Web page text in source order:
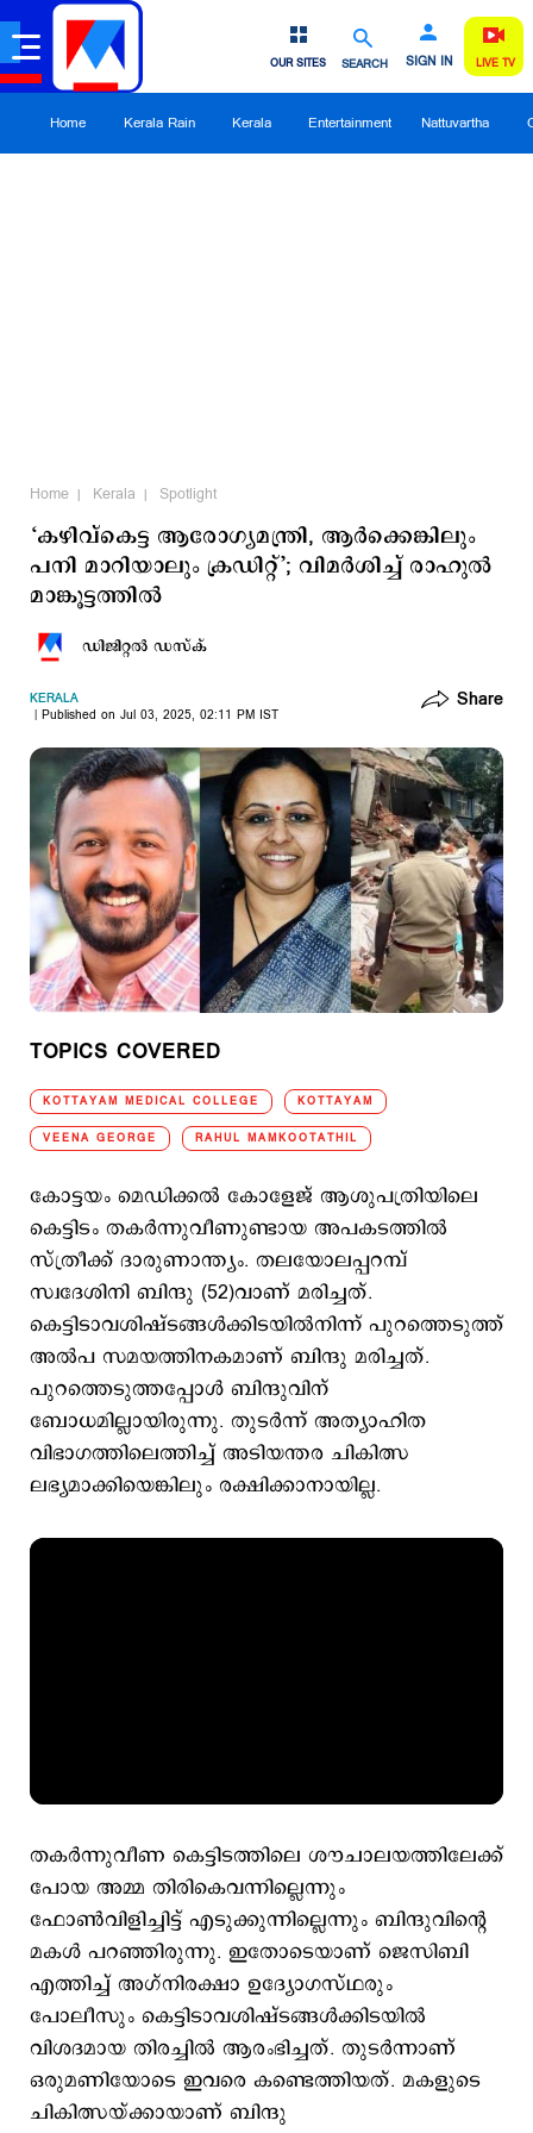
SEARCH SIGN IN
OUR SITES LIVE TV
Home Kerala Rain Kerala Entertainment Nattuvartha
Home Kerala Spotlight
‘കഴിവ്കെട്ട ആരോഗ്യമന്ത്രി, ആർക്കെങ്കിലും
പനി മാറിയാലും ക്രഡിറ്റ്’; വിമര്‍ശിച്ച് രാഹുൽ
മാങ്കൂട്ടത്തിൽ
ഡിജിറ്റല്‍ ഡസ്ക്
KERALA
Published on Jul 03, 2025, 02:11 PM IST
Share
TOPICS COVERED
KOTTAYAM MEDICAL COLLEGE KOTTAYAM
VEENA GEORGE RAHUL MAMKOOTATHIL
കോട്ടയം മെഡിക്കല്‍ കോളേജ് ആശുപത്രിയിലെ
കെട്ടിടം തകര്‍ന്നുവീണുണ്ടായ അപകടത്തില്‍
സ്ത്രീക്ക് ദാരുണാന്ത്യം. തലയോലപ്പറമ്പ്
സ്വദേശിനി ബിന്ദു (52)വാണ് മരിച്ചത്.
കെട്ടിടാവശിഷ്ടങ്ങൾക്കിടയിൽനിന്ന് പുറത്തെടുത്ത്
അൽപ സമയത്തിനകമാണ് ബിന്ദു മരിച്ചത്.
പുറത്തെടുത്തപ്പോൾ ബിന്ദുവിന്
ബോധമില്ലായിരുന്നു. തുടർന്ന് അത്യാഹിത
വിഭാഗത്തിലെത്തിച്ച് അടിയന്തര ചികിത്സ
ലഭ്യമാക്കിയെങ്കിലും രക്ഷിക്കാനായില്ല.
തകര്‍ന്നുവീണ കെട്ടിടത്തിലെ ശൗചാലയത്തിലേക്ക്
പോയ അമ്മ തിരികെവന്നില്ലെന്നും
ഫോണ്‍വിളിച്ചിട്ട് എടുക്കുന്നില്ലെന്നും ബിന്ദുവിന്റെ
മകള്‍ പറഞ്ഞിരുന്നു. ഇതോടെയാണ് ജെസിബി
എത്തിച്ച് അഗ്‌നിരക്ഷാ ഉദ്യോഗസ്ഥരും
പോലീസും കെട്ടിടാവശിഷ്ടങ്ങള്‍ക്കിടയില്‍
വിശദമായ തിരച്ചില്‍ ആരംഭിച്ചത്. തുടര്‍ന്നാണ്
ഒരുമണിയോടെ ഇവരെ കണ്ടെത്തിയത്. മകളുടെ
ചികിത്സയ്ക്കായാണ് ബിന്ദു